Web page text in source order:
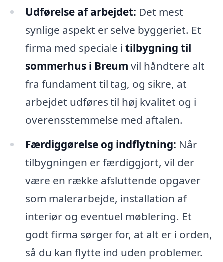
Udførelse af arbejdet: Det mest
synlige aspekt er selve byggeriet. Et
firma med speciale i tilbygning til
sommerhus i Breum vil håndtere alt
fra fundament til tag, og sikre, at
arbejdet udføres til høj kvalitet og i
overensstemmelse med aftalen.
Færdiggørelse og indflytning: Når
tilbygningen er færdiggjort, vil der
være en række afsluttende opgaver
som malerarbejde, installation af
interiør og eventuel møblering. Et
godt firma sørger for, at alt er i orden,
så du kan flytte ind uden problemer.